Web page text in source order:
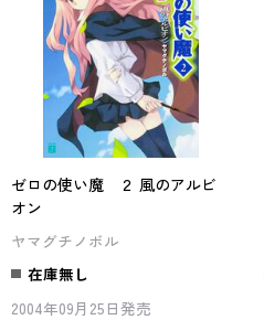
ゼロの使い魔 ２ 風のアルビ
オン
ヤマグチノボル
在庫無し
2004年09月25日発売